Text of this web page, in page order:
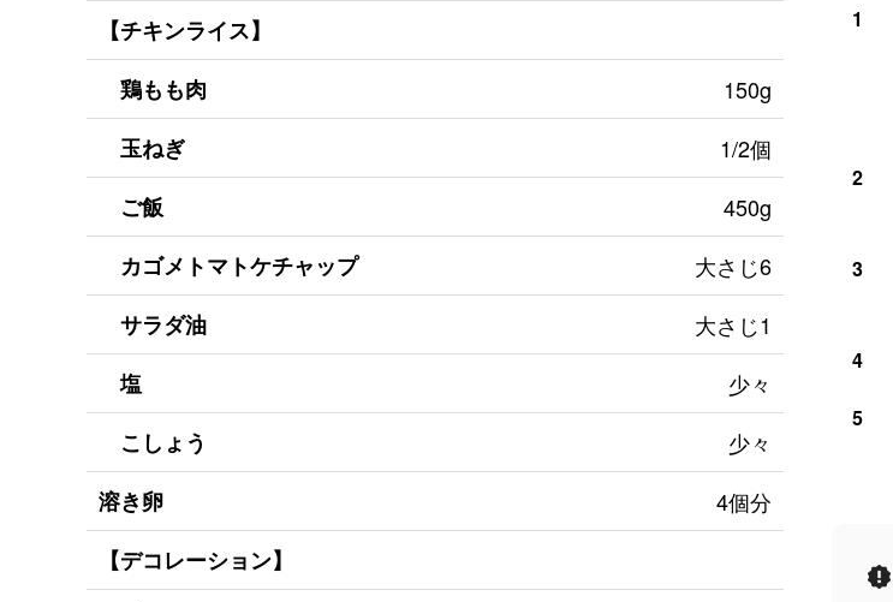
【チキンライス】
鶏もも肉
150g
玉ねぎ
1/2個
ご飯
450g
カゴメトマトケチャップ
大さじ6
サラダ油
大さじ1
塩
少々
こしょう
少々
溶き卵
4個分
【デコレーション】
1
2
3
4
5